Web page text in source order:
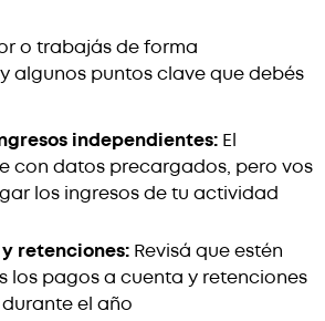
o trabajás de forma
algunos puntos clave que debés
independientes: El
con datos precargados, pero vos
los ingresos de tu actividad
retenciones: Revisá que estén
los pagos a cuenta y retenciones
el año